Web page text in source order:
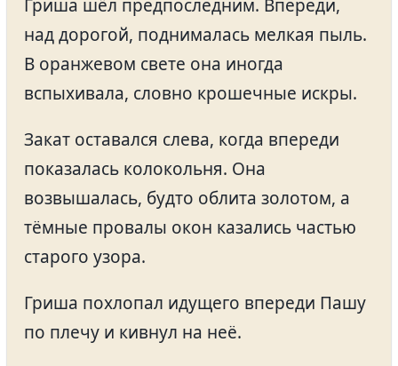
Гриша шёл предпоследним. Впереди,
над дорогой, поднималась мелкая пыль.
В оранжевом свете она иногда
вспыхивала, словно крошечные искры.
Закат оставался слева, когда впереди
показалась колокольня. Она
возвышалась, будто облита золотом, а
тёмные провалы окон казались частью
старого узора.
Гриша похлопал идущего впереди Пашу
по плечу и кивнул на неё.